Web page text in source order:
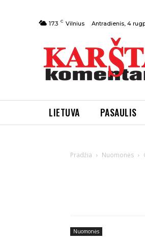
17.3 C Vilnius Antradienis, 4
LIETUVA PASAULIS
Pradžia Nuomonės
Nuomonės